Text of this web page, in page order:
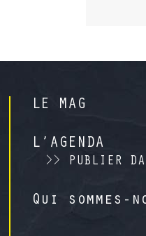
LE MAG
L’AGENDA
>> PUBLIER
Qui sommes-